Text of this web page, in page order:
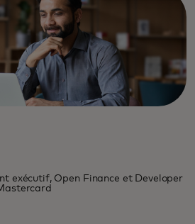
exécutif, Open Finance et Developer